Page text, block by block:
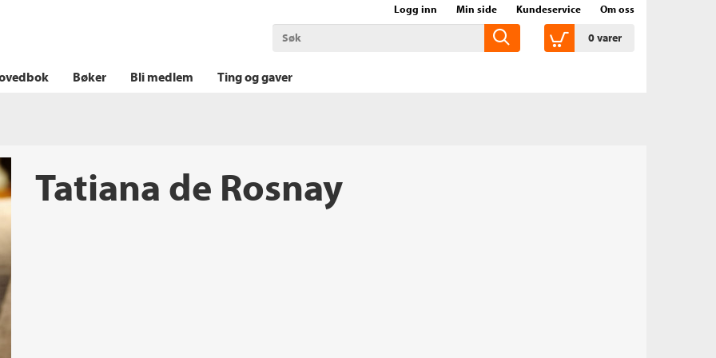
Logg inn Min side Kundeservice Om oss
0varer
Bøker Bli medlem Ting og gaver
Tatiana de Rosnay